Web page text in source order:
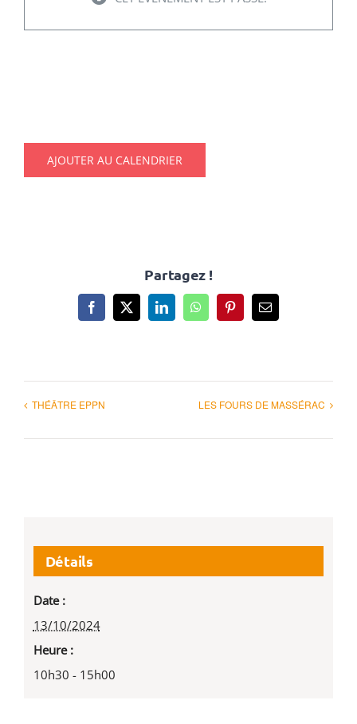
AJOUTER AU CALENDRIER
Partagez !
Facebook
X LinkedInWhatsAppPinterestEmail
THÉÂTRE EPPN LES FOURS DE MASSÉRAC
Détails
Date :
13/10/2024
Heure :
10h30 - 15h00